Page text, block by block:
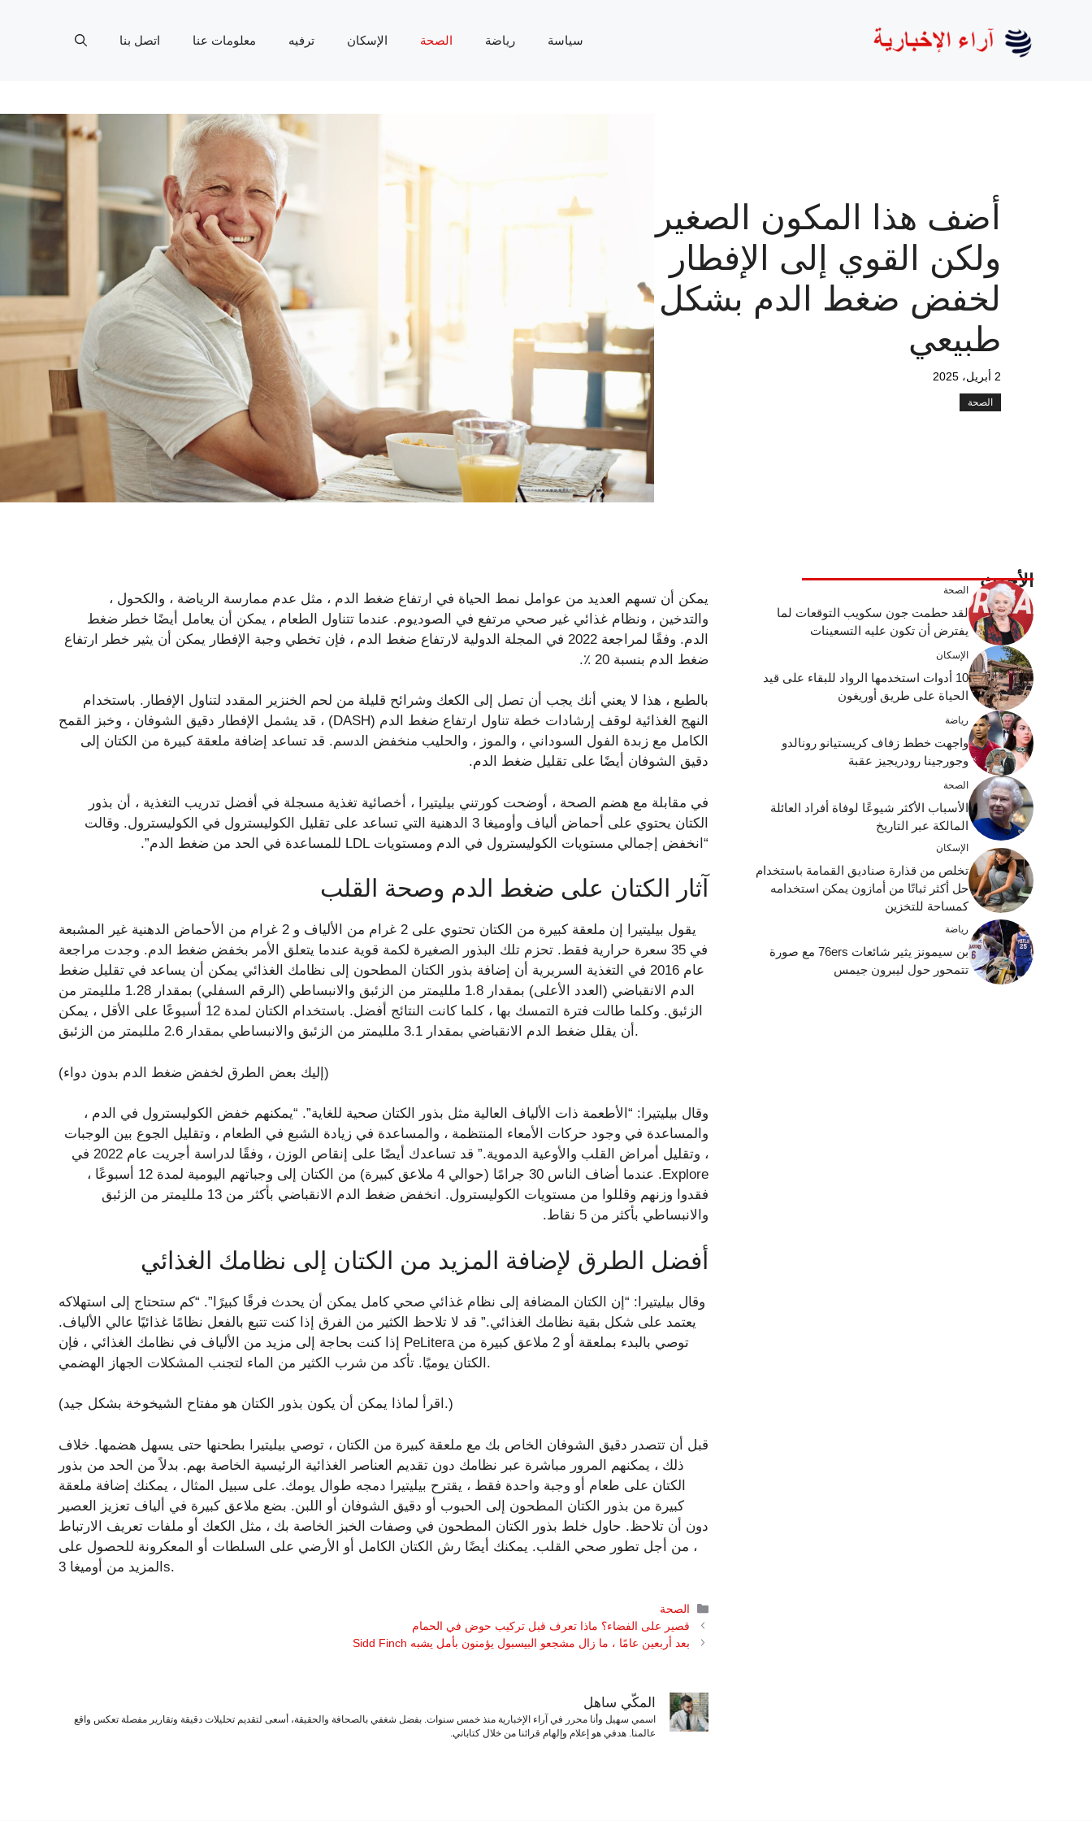
سياسة رياضة الصحة الإسكان ترفيه معلومات عنا اتصل بنا
أضف هذا المكون الصغير
ولكن القوي إلى الإفطار
لخفض ضغط الدم بشكل
طبيعي
2 أبريل، 2025
الصحة
يمكن أن تسهم العديد من عوامل نمط الحياة في ارتفاع ضغط الدم ، مثل عدم ممارسة الرياضة ، والكحول ،
والتدخين ، ونظام غذائي غير صحي مرتفع في الصوديوم. عندما تتناول الطعام ، يمكن أن يعامل أيضًا خطر ضغط
الدم. وفقًا لمراجعة 2022 في المجلة الدولية لارتفاع ضغط الدم ، فإن تخطي وجبة الإفطار يمكن أن يثير خطر ارتفاع
ضغط الدم بنسبة 20 ٪.
بالطبع ، هذا لا يعني أنك يجب أن تصل إلى الكعك وشرائح قليلة من لحم الخنزير المقدد لتناول الإفطار. باستخدام
النهج الغذائية لوقف إرشادات خطة تناول ارتفاع ضغط الدم (DASH) ، قد يشمل الإفطار دقيق الشوفان ، وخبز القمح
الكامل مع زبدة الفول السوداني ، والموز ، والحليب منخفض الدسم. قد تساعد إضافة ملعقة كبيرة من الكتان إلى
دقيق الشوفان أيضًا على تقليل ضغط الدم.
في مقابلة مع هضم الصحة ، أوضحت كورتني بيليتيرا ، أخصائية تغذية مسجلة في أفضل تدريب التغذية ، أن بذور
الكتان يحتوي على أحماض ألياف وأوميغا 3 الدهنية التي تساعد على تقليل الكوليسترول في الكوليسترول. وقالت
“انخفض إجمالي مستويات الكوليسترول في الدم ومستويات LDL للمساعدة في الحد من ضغط الدم”.
آثار الكتان على ضغط الدم وصحة القلب
يقول بيليتيرا إن ملعقة كبيرة من الكتان تحتوي على 2 غرام من الألياف و 2 غرام من الأحماض الدهنية غير المشبعة
في 35 سعرة حرارية فقط. تحزم تلك البذور الصغيرة لكمة قوية عندما يتعلق الأمر بخفض ضغط الدم. وجدت مراجعة
عام 2016 في التغذية السريرية أن إضافة بذور الكتان المطحون إلى نظامك الغذائي يمكن أن يساعد في تقليل ضغط
الدم الانقباضي (العدد الأعلى) بمقدار 1.8 ملليمتر من الزئبق والانبساطي (الرقم السفلي) بمقدار 1.28 ملليمتر من
الزئبق. وكلما طالت فترة التمسك بها ، كلما كانت النتائج أفضل. باستخدام الكتان لمدة 12 أسبوعًا على الأقل ، يمكن
أن يقلل ضغط الدم الانقباضي بمقدار 3.1 ملليمتر من الزئبق والانبساطي بمقدار 2.6 ملليمتر من الزئبق.
(إليك بعض الطرق لخفض ضغط الدم بدون دواء)
وقال بيليتيرا: “الأطعمة ذات الألياف العالية مثل بذور الكتان صحية للغاية”. “يمكنهم خفض الكوليسترول في الدم ،
والمساعدة في وجود حركات الأمعاء المنتظمة ، والمساعدة في زيادة الشبع في الطعام ، وتقليل الجوع بين الوجبات
، وتقليل أمراض القلب والأوعية الدموية.” قد تساعدك أيضًا على إنقاص الوزن ، وفقًا لدراسة أجريت عام 2022 في
Explore. عندما أضاف الناس 30 جرامًا (حوالي 4 ملاعق كبيرة) من الكتان إلى وجباتهم اليومية لمدة 12 أسبوعًا ،
فقدوا وزنهم وقللوا من مستويات الكوليسترول. انخفض ضغط الدم الانقباضي بأكثر من 13 ملليمتر من الزئبق
والانبساطي بأكثر من 5 نقاط.
أفضل الطرق لإضافة المزيد من الكتان إلى نظامك الغذائي
وقال بيليتيرا: “إن الكتان المضافة إلى نظام غذائي صحي كامل يمكن أن يحدث فرقًا كبيرًا”. “كم ستحتاج إلى استهلاكه
يعتمد على شكل بقية نظامك الغذائي.” قد لا تلاحظ الكثير من الفرق إذا كنت تتبع بالفعل نظامًا غذائيًا عالي الألياف.
إذا كنت بحاجة إلى مزيد من الألياف في نظامك الغذائي ، فإن PeLitera توصي بالبدء بملعقة أو 2 ملاعق كبيرة من
الكتان يوميًا. تأكد من شرب الكثير من الماء لتجنب المشكلات الجهاز الهضمي.
(اقرأ لماذا يمكن أن يكون بذور الكتان هو مفتاح الشيخوخة بشكل جيد.)
قبل أن تتصدر دقيق الشوفان الخاص بك مع ملعقة كبيرة من الكتان ، توصي بيليتيرا بطحنها حتى يسهل هضمها. خلاف
ذلك ، يمكنهم المرور مباشرة عبر نظامك دون تقديم العناصر الغذائية الرئيسية الخاصة بهم. بدلاً من الحد من بذور
الكتان على طعام أو وجبة واحدة فقط ، يقترح بيليتيرا دمجه طوال يومك. على سبيل المثال ، يمكنك إضافة ملعقة
كبيرة من بذور الكتان المطحون إلى الحبوب أو دقيق الشوفان أو اللبن. بضع ملاعق كبيرة في ألياف تعزيز العصير
دون أن تلاحظ. حاول خلط بذور الكتان المطحون في وصفات الخبز الخاصة بك ، مثل الكعك أو ملفات تعريف الارتباط
، من أجل تطور صحي القلب. يمكنك أيضًا رش الكتان الكامل أو الأرضي على السلطات أو المعكرونة للحصول على
المزيد من أوميغا 3s.
التصنيفات
الصحة
قصير على الفضاء؟ ماذا تعرف قبل تركيب حوض في الحمام
بعد أربعين عامًا ، ما زال مشجعو البيسبول يؤمنون بأمل يشبه Sidd Finch
المكّي ساهل
اسمي سهيل وأنا محرر في آراء الإخبارية منذ خمس سنوات. بفضل شغفي بالصحافة والحقيقة، أسعى لتقديم تحليلات دقيقة وتقارير مفصلة تعكس واقع
عالمنا. هدفي هو إعلام وإلهام قرائنا من خلال كتاباتي.
الأحدث الصحة
لقد حطمت جون سكويب التوقعات لما
يفترض أن تكون عليه التسعينات
الإسكان
10 أدوات استخدمها الرواد للبقاء على قيد
الحياة على طريق أوريغون
رياضة
واجهت خطط زفاف كريستيانو رونالدو
وجورجينا رودريجيز عقبة
الصحة
الأسباب الأكثر شيوعًا لوفاة أفراد العائلة
المالكة عبر التاريخ
الإسكان
تخلص من قذارة صناديق القمامة باستخدام
حل أكثر ثباتًا من أمازون يمكن استخدامه
كمساحة للتخزين
رياضة
بن سيمونز يثير شائعات 76ers مع صورة
تتمحور حول ليبرون جيمس